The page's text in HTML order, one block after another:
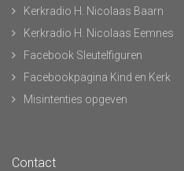
Kerkradio H. Nicolaas Baarn
Kerkradio H. Nicolaas Eemnes
Facebook Sleutelfiguren
Facebookpagina Kind en Kerk
Misintenties opgeven
Contact